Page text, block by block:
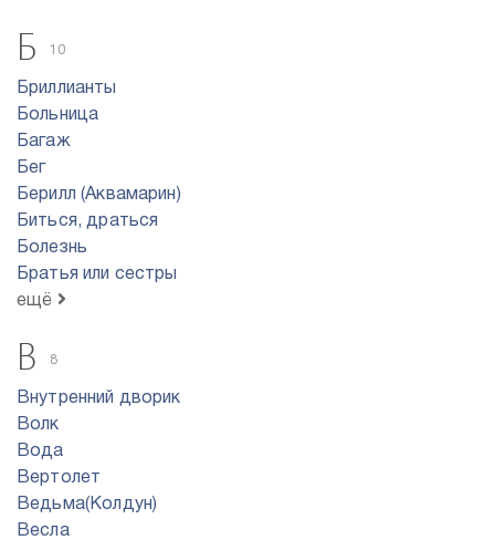
Б 10
Бриллианты
Больница
Багаж
Бег
Берилл (Аквамарин)
Биться, драться
Болезнь
Братья или сестры
ещё
В 8
Внутренний дворик
Волк
Вода
Вертолет
Ведьма(Колдун)
Весла